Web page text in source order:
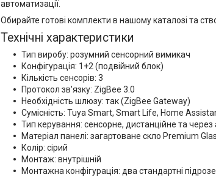
автоматизації.
Обирайте готові комплекти в нашому каталозі та
Технічні характеристики
Тип виробу: розумний сенсорний вимикач
Конфігурація: 1+2 (подвійний блок)
Кількість сенсорів: 3
Протокол зв'язку: ZigBee 3.0
Необхідність шлюзу: так (ZigBee Gateway)
Сумісність: Tuya Smart, Smart Life, Home
Тип керування: сенсорне, дистанційне та через
Матеріал панелі: загартоване скло Premium
Колір: сірий
Монтаж: внутрішній
Монтажна конфігурація: два стандартні